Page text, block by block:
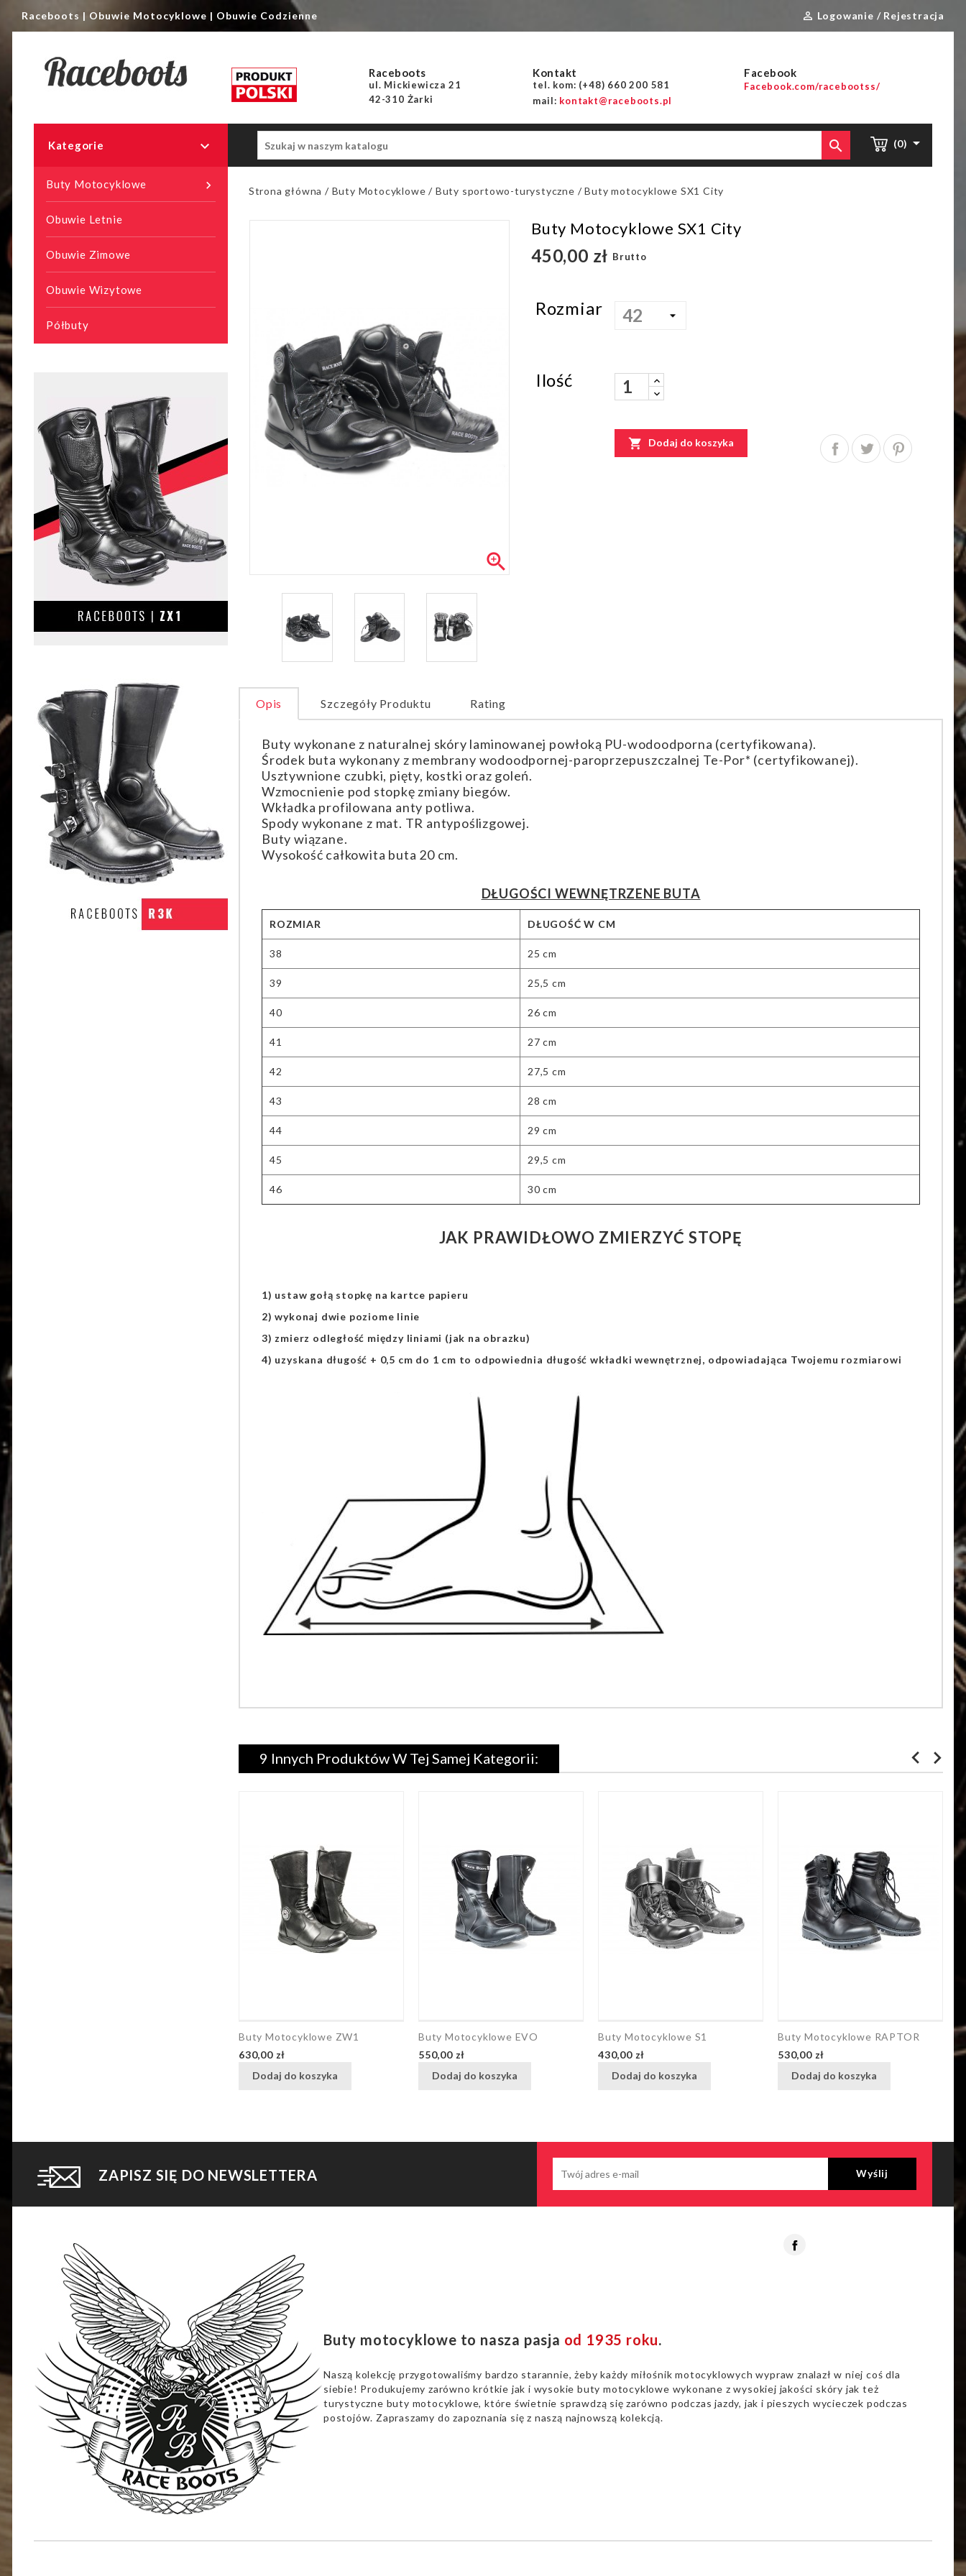
Raceboots | Obuwie Motocyklowe | Obuwie Codzienne  Logowanie / Rejestracja
Raceboots
ul. Mickiewicza 21
42-310 Żarki
Kontakt
tel. kom: (+48) 660 200 581
mail: kontakt@raceboots.pl
Facebook
Facebook.com/racebootss/
(0) 

Kategorie 

Buty Motocyklowe
Obuwie Letnie
Obuwie Zimowe
Obuwie Wizytowe
Półbuty
Strona główna Buty Motocyklowe Buty sportowo-turystyczne Buty motocyklowe SX1 City

Buty Motocyklowe SX1 City
450,00 zł Brutto
Rozmiar
Ilość
 Dodaj do koszyka
Opis Szczegóły Produktu Rating
Buty wykonane z naturalnej skóry laminowanej powłoką PU-wodoodporna (certyfikowana).
Środek buta wykonany z membrany wodoodpornej-paroprzepuszczalnej Te-Por* (certyfikowanej).
Usztywnione czubki, pięty, kostki oraz goleń.
Wzmocnienie pod stopkę zmiany biegów.
Wkładka profilowana anty potliwa.
Spody wykonane z mat. TR antypoślizgowej.
Buty wiązane.
Wysokość całkowita buta 20 cm.
DŁUGOŚCI WEWNĘTRZENE BUTA
ROZMIAR DŁUGOŚĆ W CM
38 25 cm
39 25,5 cm
40 26 cm
41 27 cm
42 27,5 cm
43 28 cm
44 29 cm
45 29,5 cm
46 30 cm
JAK PRAWIDŁOWO ZMIERZYĆ STOPĘ
1) ustaw gołą stopkę na kartce papieru
2) wykonaj dwie poziome linie
3) zmierz odległość między liniami (jak na obrazku)
4) uzyskana długość + 0,5 cm do 1 cm to odpowiednia długość wkładki wewnętrznej, odpowiadająca Twojemu rozmiarowi
9 Innych Produktów W Tej Samej Kategorii:
Buty Motocyklowe ZW1
Cena
630,00 zł
Dodaj do koszyka
Buty Motocyklowe EVO
Cena
550,00 zł
Dodaj do koszyka
Buty Motocyklowe S1
Cena
430,00 zł
Dodaj do koszyka
Buty Motocyklowe RAPTOR
Cena
530,00 zł
Dodaj do koszyka
ZAPISZ SIĘ DO NEWSLETTERA
Buty motocyklowe to nasza pasja od 1935 roku.
Naszą kolekcję przygotowaliśmy bardzo starannie, żeby każdy miłośnik motocyklowych wypraw znalazł w niej coś dla
siebie! Produkujemy zarówno krótkie jak i wysokie buty motocyklowe wykonane z wysokiej jakości skóry jak też
turystyczne buty motocyklowe, które świetnie sprawdzą się zarówno podczas jazdy, jak i pieszych wycieczek podczas
postojów. Zapraszamy do zapoznania się z naszą najnowszą kolekcją.